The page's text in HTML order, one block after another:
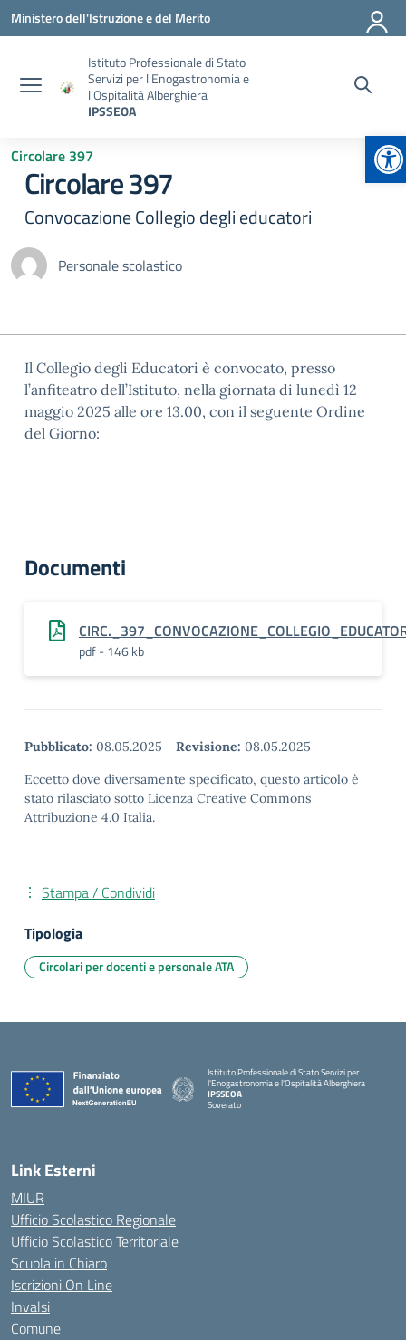
Vai ai contenuti
Vai al menu di navigazione
Vai al footer
Ministero dell'Istruzione e del Merito
Istituto Professionale di Stato
Servizi per l'Enogastronomia e
l'Ospitalità Alberghiera
IPSSEOA
Circolare 397
Circolare 397
Convocazione Collegio degli educatori
Personale scolastico
Il Collegio degli Educatori è convocato, presso
l’anfiteatro dell’Istituto, nella giornata di lunedì 12
maggio 2025 alle ore 13.00, con il seguente Ordine
del Giorno:
Documenti
pdf - 146 kb
Pubblicato: 08.05.2025 - Revisione: 08.05.2025
Eccetto dove diversamente specificato, questo articolo è
stato rilasciato sotto Licenza Creative Commons
Attribuzione 4.0 Italia.
Stampa / Condividi
Tipologia
Circolari per docenti e personale ATA
Istituto Professionale di Stato Servizi per
l'Enogastronomia e l'Ospitalità Alberghiera
IPSSEOA
Soverato
Link Esterni
MIUR
Ufficio Scolastico Regionale
Ufficio Scolastico Territoriale
Scuola in Chiaro
Iscrizioni On Line
Invalsi
Comune